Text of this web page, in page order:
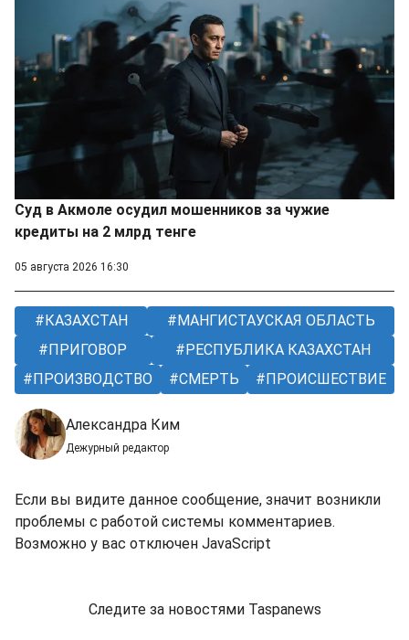
Суд в Акмоле осудил мошенников за чужие
кредиты на 2 млрд тенге
05 августа 2026 16:30
КАЗАХСТАН
МАНГИСТАУСКАЯ ОБЛАСТЬ
ПРИГОВОР
РЕСПУБЛИКА КАЗАХСТАН
ПРОИЗВОДСТВО
СМЕРТЬ ПРОИСШЕСТВИЕ
Александра Ким
Дежурный редактор
Если вы видите данное сообщение, значит возникли
проблемы с работой системы комментариев.
Возможно у вас отключен JavaScript
Следите за новостями Taspanews